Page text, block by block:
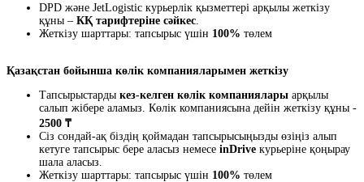
DPD және JetLogistic курьерлік қызметтері арқылы жеткізу
құны – КҚ тарифтеріне сәйкес
Жеткізу шарттары: тапсырыс үшін 100% төлем
Қазақстан бойынша көлік компанияларымен жеткізу
Тапсырыстарды кез-келген көлік компаниялары арқылы
салып жібере аламыз. Көлік компаниясына дейін жеткізу құны -
2500 ₸
Сіз сондай-ақ біздің қоймадан тапсырысыңызды өзіңіз алып
кетуге тапсырыс бере аласыз немесе inDrive курьеріне қоңырау
шала аласыз.
Жеткізу шарттары: тапсырыс үшін 100% төлем